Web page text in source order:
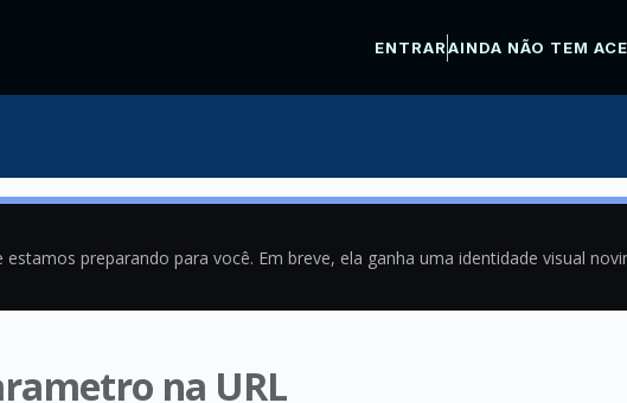
ENTRARAINDA NÃO TEM
preparando para você. Em breve, ela ganha uma identidade visual
na URL